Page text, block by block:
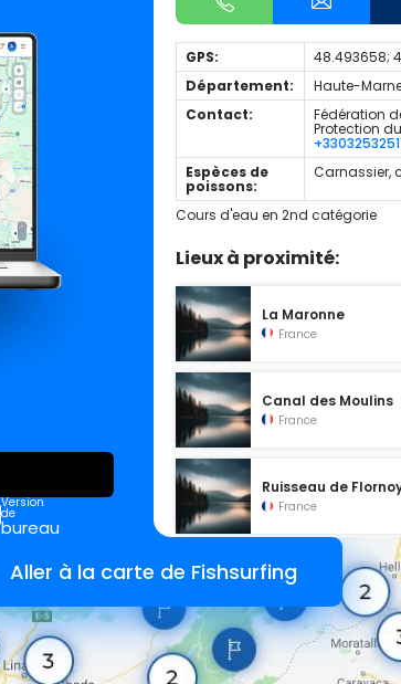
Version
de
bureau
GPS:
48.493658;
Département:
Haute-
Contact:
Fédération
Protection
Espèces de
poissons:
Carnassier,
Cours d'eau en 2nd catégorie
Lieux à proximité:
La Maronne
France
Canal des Moulins
France
Ruisseau de
France
Aller à la carte de Fishsurfing